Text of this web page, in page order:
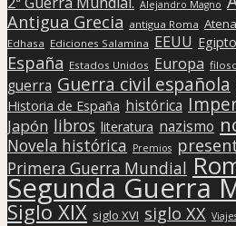
Alejandro Magno
Antigua Grecia antigua Roma
Edhasa Ediciones Salamina EEUU Egipto
España Estados Unidos Europa
guerra Guerra civil española
Historia de España histórica
Japón libros literatura nazismo
Novela histórica Premios
Primera Guerra Mundial
Segunda Guerra
Siglo XIX siglo XVI siglo XX